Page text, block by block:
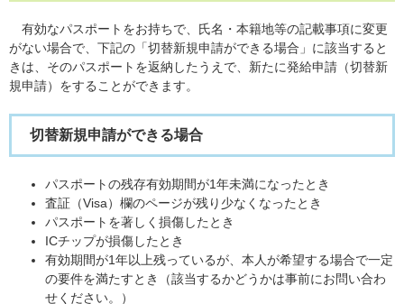
有効なパスポートをお持ちで、氏名・本籍地等の記載事項に変更
がない場合で、下記の「切替新規申請ができる場合」に該当すると
きは、そのパスポートを返納したうえで、新たに発給申請（切替新
規申請）をすることができます。
切替新規申請ができる場合
パスポートの残存有効期間が1年未満になったとき
査証（Visa）欄のページが残り少なくなったとき
パスポートを著しく損傷したとき
ICチップが損傷したとき
有効期間が1年以上残っているが、本人が希望する場合で一定
の要件を満たすとき（該当するかどうかは事前にお問い合わ
せください。）